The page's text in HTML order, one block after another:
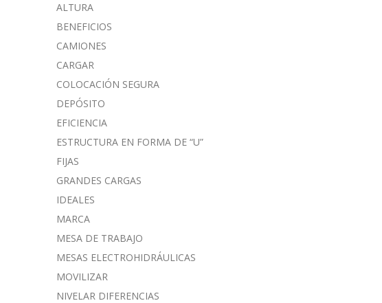
ALTURA
BENEFICIOS
CAMIONES
CARGAR
COLOCACIÓN SEGURA
DEPÓSITO
EFICIENCIA
ESTRUCTURA EN FORMA DE “U”
FIJAS
GRANDES CARGAS
IDEALES
MARCA
MESA DE TRABAJO
MESAS ELECTROHIDRÁULICAS
MOVILIZAR
NIVELAR DIFERENCIAS